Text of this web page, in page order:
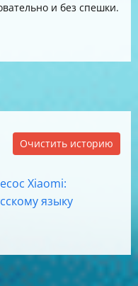
и без спешки.
Очистить историю
Xiaomi:
языку